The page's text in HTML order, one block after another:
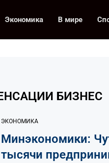
Экономика В мире
БИЗНЕС
ЭКОНОМИКА
Минэкономики:
тысячи